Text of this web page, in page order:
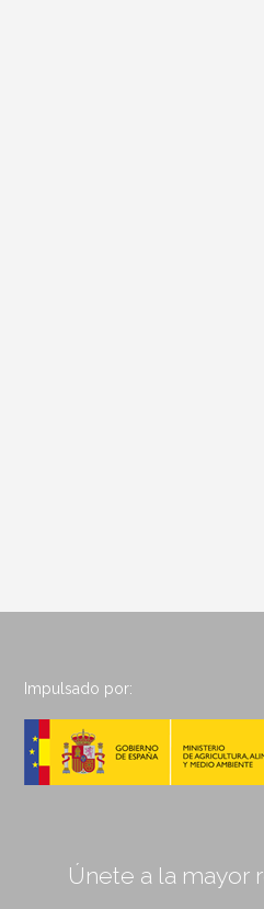
Impulsado por:
Únete a la mayor